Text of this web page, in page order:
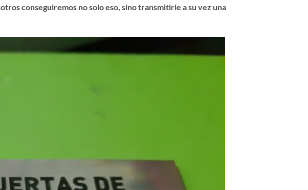
conseguiremos no solo eso, sino transmitirle a su vez una